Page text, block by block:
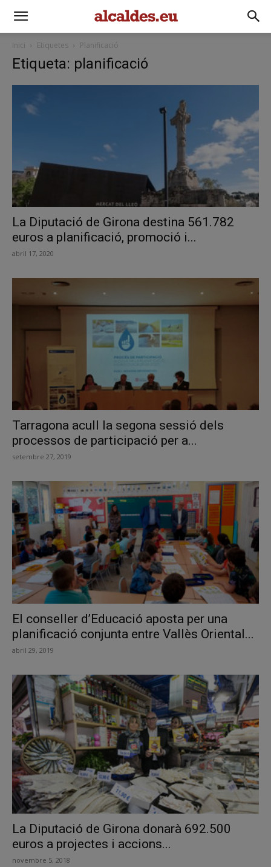
Inici Etiquetes Planificació
Etiqueta: planificació
La Diputació de Girona destina 561.782
euros a planificació, promoció i...
abril 17, 2020
Tarragona acull la segona sessió dels
processos de participació per a...
setembre 27, 2019
El conseller d’Educació aposta per una
planificació conjunta entre Vallès Oriental...
abril 29, 2019
La Diputació de Girona donarà 692.500
euros a projectes i accions...
novembre 5, 2018